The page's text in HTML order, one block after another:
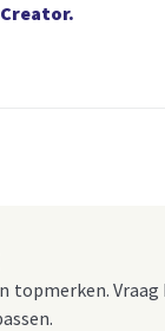
topmerken. Vraag